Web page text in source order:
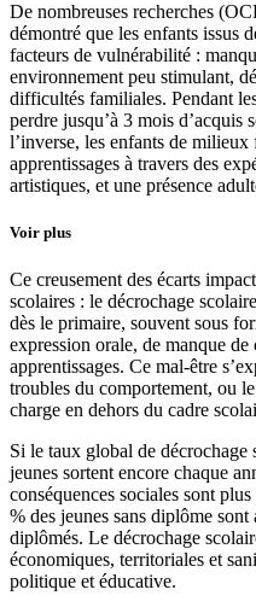
De nombreuses recherches
démontré que les enfants issus
facteurs de vulnérabilité :
environnement peu stimulant,
difficultés familiales. Pendant
perdre jusqu’à 3 mois d’acquis
l’inverse, les enfants de
apprentissages à travers des
artistiques, et une présence
Voir plus
Ce creusement des écarts
scolaires : le décrochage
dès le primaire, souvent sous
expression orale, de manque
apprentissages. Ce mal-être
troubles du comportement, ou
charge en dehors du cadre
Si le taux global de
jeunes sortent encore chaque
conséquences sociales sont
% des jeunes sans diplôme
diplômés. Le décrochage
économiques, territoriales et
politique et éducative.